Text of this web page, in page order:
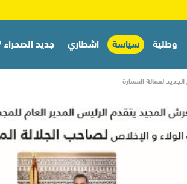
وطنية سياسة اشطاري جديد الصحراء TV
لعمالة السمارة